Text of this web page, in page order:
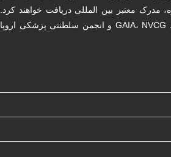
مدرک معتبر بین المللی دریافت خواهند کرد.
آکادمی BIOCARE مورد تأیید GAIA، NVCG و انجمن سلطنتی پزشکی اروپا